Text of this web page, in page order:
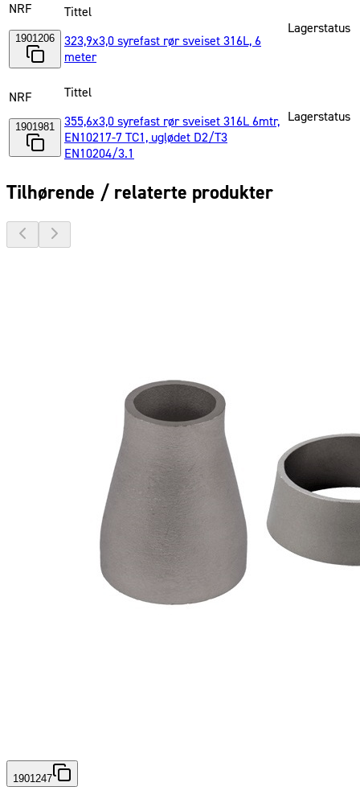
NRF
1901206
Tittel
323,9x3,0 syrefast rør sveiset 316L, 6
meter
Lagerstatus
NRF
1901981
Tittel
355,6x3,0 syrefast rør sveiset 316L 6mtr,
EN10217-7 TC1, uglødet D2/T3
EN10204/3.1
Lagerstatus
Tilhørende / relaterte produkter
1901247